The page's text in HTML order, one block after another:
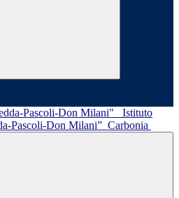
Istituto
Pascoli-Don Milani” Carbonia